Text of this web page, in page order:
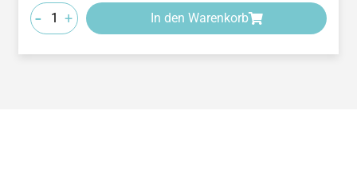
- + In den Warenkorb